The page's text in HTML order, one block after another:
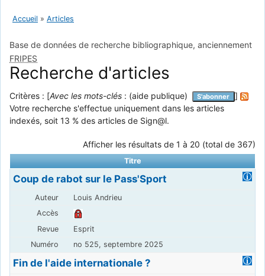
Accueil » Articles
Base de données de recherche bibliographique, anciennement
FRIPES
Recherche d'articles
Critères : [Avec les mots-clés : (aide publique) S'abonner
]
Votre recherche s'effectue uniquement dans les articles
indexés, soit 13 % des articles de Sign@l.
Afficher les résultats de 1 à 20 (total de 367)
Titre
Coup de rabot sur le Pass'Sport
Louis Andrieu
Esprit
no 525, septembre 2025
Fin de l'aide internationale ?